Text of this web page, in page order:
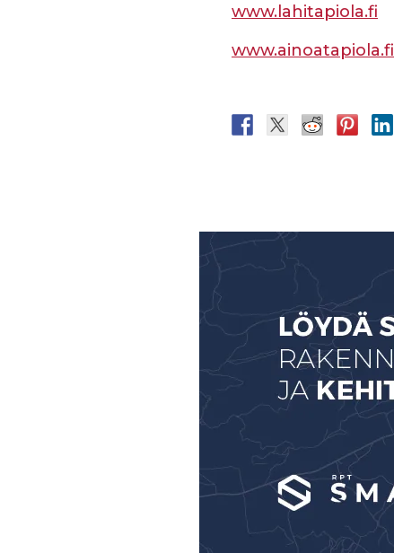
www.lahitapiola.fi
www.ainoatapiola.fi